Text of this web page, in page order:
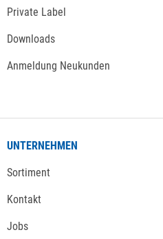
Private Label
Downloads
Anmeldung Neukunden
UNTERNEHMEN
Sortiment
Kontakt
Jobs